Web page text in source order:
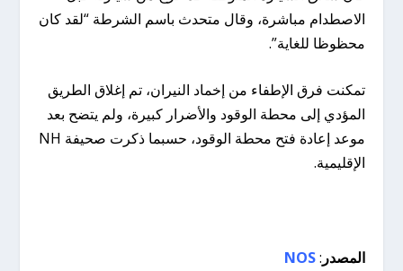
الاصطدام مباشرة، وقال متحدث باسم الشرطة “لقد كان
محظوظا للغاية”.
تمكنت فرق الإطفاء من إخماد النيران، تم إغلاق الطريق
المؤدي إلى محطة الوقود والأضرار كبيرة، ولم يتضح بعد
موعد إعادة فتح محطة الوقود، حسبما ذكرت صحيفة NH
الإقليمية.
المصدر :
NOS